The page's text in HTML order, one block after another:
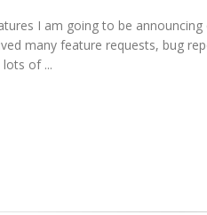
I am going to be
many feature requests, bug
of ...